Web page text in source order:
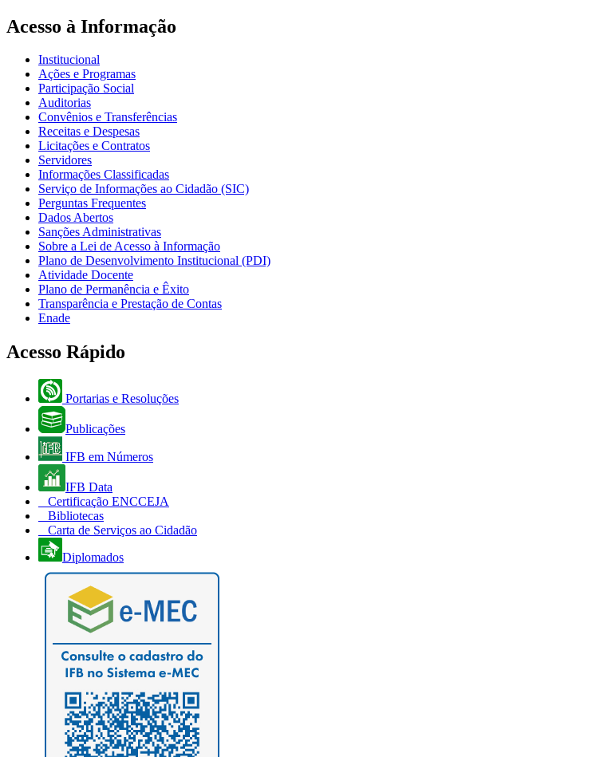
Acesso à Informação
Institucional
Ações e Programas
Participação Social
Auditorias
Convênios e Transferências
Receitas e Despesas
Licitações e Contratos
Servidores
Informações Classificadas
Serviço de Informações ao Cidadão (SIC)
Perguntas Frequentes
Dados Abertos
Sanções Administrativas
Sobre a Lei de Acesso à Informação
Plano de Desenvolvimento Institucional (PDI)
Atividade Docente
Plano de Permanência e Êxito
Transparência e Prestação de Contas
Enade
Acesso Rápido
Portarias e Resoluções
Publicações
IFB em Números
IFB Data
Certificação ENCCEJA
Bibliotecas
Carta de Serviços ao Cidadão
Diplomados